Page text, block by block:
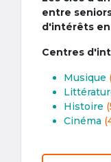
entre
d'intérêts
Centres
Musique
Histoire
Cinéma